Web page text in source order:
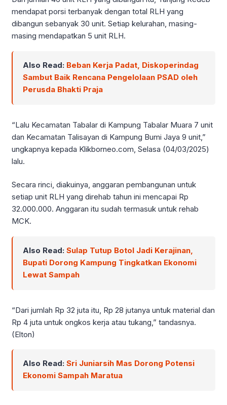
mendapat porsi terbanyak dengan total RLH yang
dibangun sebanyak 30 unit. Setiap kelurahan, masing-
masing mendapatkan 5 unit RLH.
Also Read: Beban Kerja Padat, Diskoperindag
Sambut Baik Rencana Pengelolaan PSAD oleh
Perusda Bhakti Praja
“Lalu Kecamatan Tabalar di Kampung Tabalar Muara 7 unit
dan Kecamatan Talisayan di Kampung Bumi Jaya 9 unit,”
ungkapnya kepada Klikborneo.com, Selasa (04/03/2025)
lalu.
Secara rinci, diakuinya, anggaran pembangunan untuk
setiap unit RLH yang direhab tahun ini mencapai Rp
32.000.000. Anggaran itu sudah termasuk untuk rehab
MCK.
Also Read: Sulap Tutup Botol Jadi Kerajinan,
Bupati Dorong Kampung Tingkatkan Ekonomi
Lewat Sampah
“Dari jumlah Rp 32 juta itu, Rp 28 jutanya untuk material dan
Rp 4 juta untuk ongkos kerja atau tukang,” tandasnya.
(Elton)
Also Read: Sri Juniarsih Mas Dorong Potensi
Ekonomi Sampah Maratua